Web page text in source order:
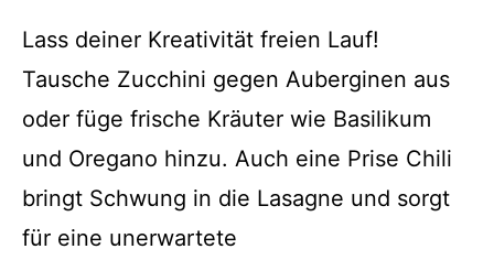
Lass deiner Kreativität freien Lauf!
Tausche Zucchini gegen Auberginen aus
oder füge frische Kräuter wie Basilikum
und Oregano hinzu. Auch eine Prise Chili
bringt Schwung in die Lasagne und sorgt
für eine unerwartete